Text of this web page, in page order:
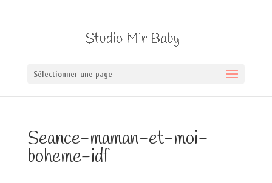
Sélectionner une page
Seance-maman-et-moi-
boheme-idf